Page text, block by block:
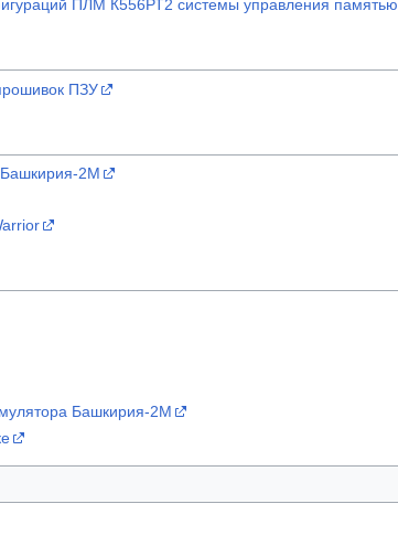
ПЛМ К556РТ2 системы управления памятью
ПЗУ
Башкирия-2М
Башкирия-2М